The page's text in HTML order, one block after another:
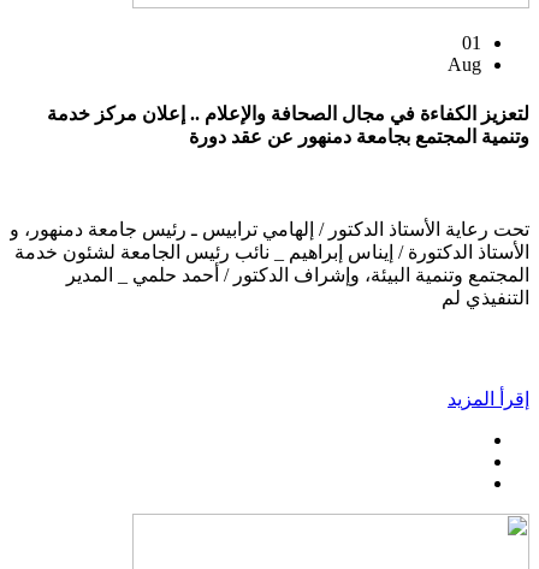
01
Aug
لتعزيز الكفاءة في مجال الصحافة والإعلام .. إعلان مركز خدمة
وتنمية المجتمع بجامعة دمنهور عن عقد دورة
تحت رعاية الأستاذ الدكتور / إلهامي ترابيس ـ رئيس جامعة دمنهور، و
الأستاذ الدكتورة / إيناس إبراهيم _ نائب رئيس الجامعة لشئون خدمة
المجتمع وتنمية البيئة، وإشراف الدكتور / أحمد حلمي _ المدير
التنفيذي لم
إقرأ المزيد